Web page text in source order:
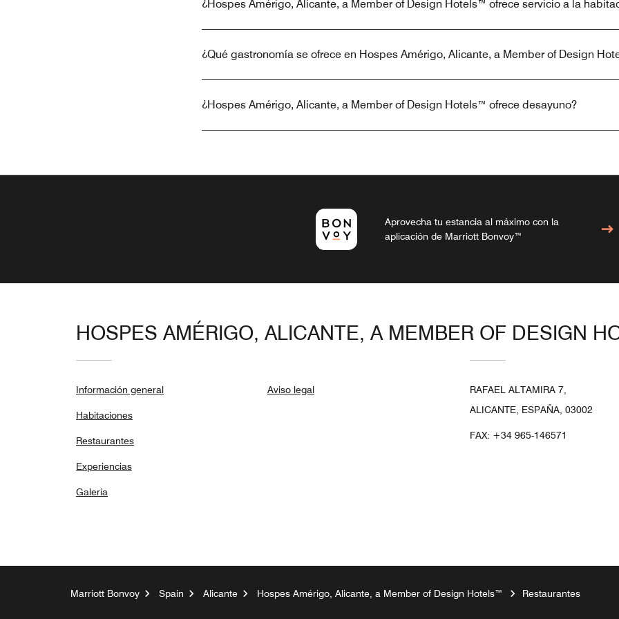
¿Hospes Amérigo, Alicante, a Member of Design Hotels™ ofrece servicio a la
¿Qué gastronomía se ofrece en Hospes Amérigo, Alicante, a Member of Design
¿Hospes Amérigo, Alicante, a Member of Design Hotels™ ofrece desayuno?
Aprovecha tu estancia al máximo con la
aplicación de Marriott Bonvoy™
HOSPES AMÉRIGO, ALICANTE, A MEMBER OF DESIGN
Información general
Habitaciones
Restaurantes
Experiencias
Galería
Aviso legal
RAFAEL ALTAMIRA 7,
ALICANTE, ESPAÑA, 03002
FAX: +34 965-146571
Marriott Bonvoy Spain Alicante Hospes Amérigo, Alicante, a Member of Design Hotels™ Restaurantes